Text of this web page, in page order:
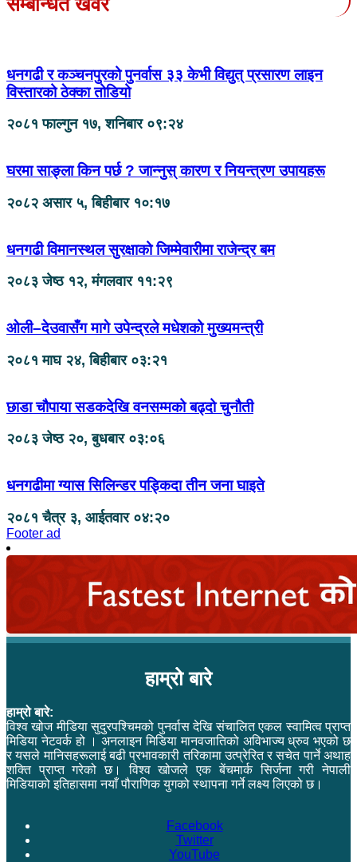
धनगढी र कञ्चनपुरको पुनर्वास ३३ केभी विद्युत् प्रसारण लाइन
विस्तारको ठेक्का तोडियो
२०८१ फाल्गुन १७, शनिबार ०९:२४
घरमा साङ्ला किन पर्छ ? जान्नुस् कारण र नियन्त्रण उपायहरू
२०८२ असार ५, बिहीबार १०:१७
धनगढी विमानस्थल सुरक्षाको जिम्मेवारीमा राजेन्द्र बम
२०८३ जेष्ठ १२, मंगलवार ११:२९
ओली–देउवासँग मागे उपेन्द्रले मधेशको मुख्यमन्त्री
२०८१ माघ २४, बिहीबार ०३:२१
छाडा चौपाया सडकदेखि वनसम्मको बढ्दो चुनौती
२०८३ जेष्ठ २०, बुधबार ०३:०६
धनगढीमा ग्यास सिलिन्डर पड्किदा तीन जना घाइते
२०८१ चैत्र ३, आईतवार ०४:२०
Footer ad
हाम्रो बारे
हाम्रो बारे:
विश्व खोज मीडिया सुदुरपश्चिमको पुनर्वास देखि संचालित एकल स्वामित्व प्राप्त
मिडिया नेटवर्क हो । अनलाइन मिडिया मानवजातिको अविभाज्य ध्रुव भएको छ
र यसले मानिसहरूलाई बढी प्रभावकारी तरिकामा उत्प्रेरित र सचेत पार्ने अथाह
शक्ति प्राप्त गरेको छ। विश्व खोजले एक बेंचमार्क सिर्जना गरी नेपाली
मिडियाको इतिहासमा नयाँ पौराणिक युगको स्थापना गर्ने लक्ष्य लिएको छ।
Facebook
Twitter
YouTube